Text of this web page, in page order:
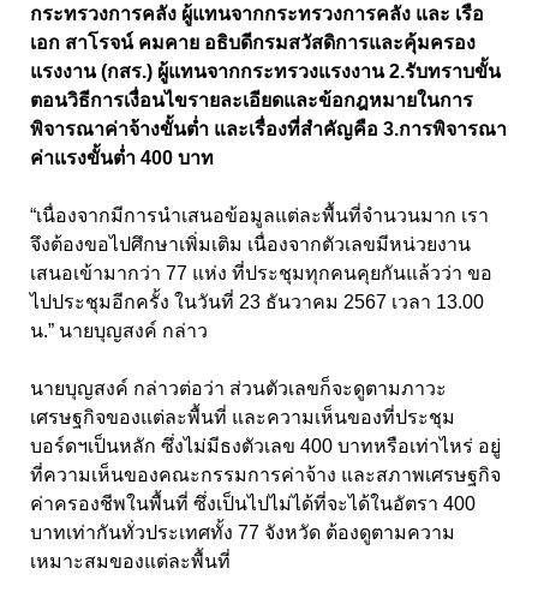
กระทรวงการคลัง ผู้แทนจากกระทรวงการคลัง และ เรือ
เอก สาโรจน์ คมคาย อธิบดีกรมสวัสดิการและคุ้มครอง
แรงงาน (กสร.) ผู้แทนจากกระทรวงแรงงาน 2.รับทราบขั้น
ตอนวิธีการเงื่อนไขรายละเอียดและข้อกฎหมายในการ
พิจารณาค่าจ้างขั้นต่ำ และเรื่องที่สำคัญคือ 3.การพิจารณา
ค่าแรงขั้นต่ำ 400 บาท
“เนื่องจากมีการนำเสนอข้อมูลแต่ละพื้นที่จำนวนมาก เรา
จึงต้องขอไปศึกษาเพิ่มเติม เนื่องจากตัวเลขมีหน่วยงาน
เสนอเข้ามากว่า 77 แห่ง ที่ประชุมทุกคนคุยกันแล้วว่า ขอ
ไปประชุมอีกครั้ง ในวันที่ 23 ธันวาคม 2567 เวลา 13.00
น.” นายบุญสงค์ กล่าว
นายบุญสงค์ กล่าวต่อว่า ส่วนตัวเลขก็จะดูตามภาวะ
เศรษฐกิจของแต่ละพื้นที่ และความเห็นของที่ประชุม
บอร์ดฯเป็นหลัก ซึ่งไม่มีธงตัวเลข 400 บาทหรือเท่าไหร่ อยู่
ที่ความเห็นของคณะกรรมการค่าจ้าง และสภาพเศรษฐกิจ
ค่าครองชีพในพื้นที่ ซึ่งเป็นไปไม่ได้ที่จะได้ในอัตรา 400
บาทเท่ากันทั่วประเทศทั้ง 77 จังหวัด ต้องดูตามความ
เหมาะสมของแต่ละพื้นที่